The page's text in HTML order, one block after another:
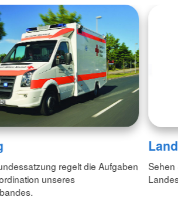
regelt die Aufgaben
unseres
Sehen